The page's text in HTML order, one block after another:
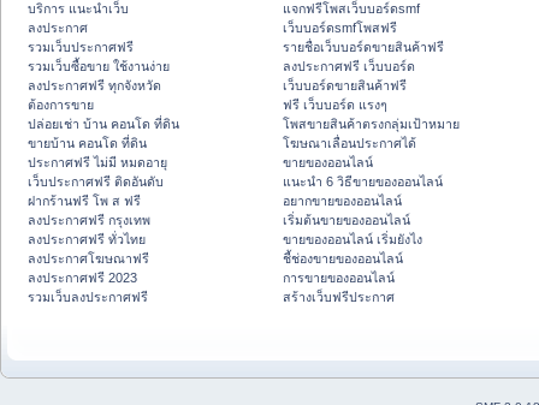
บริการ แนะนำเว็บ
ลงประกาศ
รวมเว็บประกาศฟรี
รวมเว็บซื้อขาย ใช้งานง่าย
ลงประกาศฟรี ทุกจังหวัด
ต้องการขาย
ปล่อยเช่า บ้าน คอนโด ที่ดิน
ขายบ้าน คอนโด ที่ดิน
ประกาศฟรี ไม่มี หมดอายุ
เว็บประกาศฟรี ติดอันดับ
ฝากร้านฟรี โพ ส ฟรี
ลงประกาศฟรี กรุงเทพ
ลงประกาศฟรี ทั่วไทย
ลงประกาศโฆษณาฟรี
ลงประกาศฟรี 2023
รวมเว็บลงประกาศฟรี
แจกฟรีโพสเว็บบอร์ดsmf
เว็บบอร์ดsmfโพสฟรี
รายชื่อเว็บบอร์ดขายสินค้าฟรี
ลงประกาศฟรี เว็บบอร์ด
เว็บบอร์ดขายสินค้าฟรี
ฟรี เว็บบอร์ด แรงๆ
โพสขายสินค้าตรงกลุ่มเป้าหมาย
โฆษณาเลื่อนประกาศได้
ขายของออนไลน์
แนะนำ 6 วิธีขายของออนไลน์
อยากขายของออนไลน์
เริ่มต้นขายของออนไลน์
ขายของออนไลน์ เริ่มยังไง
ชี้ช่องขายของออนไลน์
การขายของออนไลน์
สร้างเว็บฟรีประกาศ